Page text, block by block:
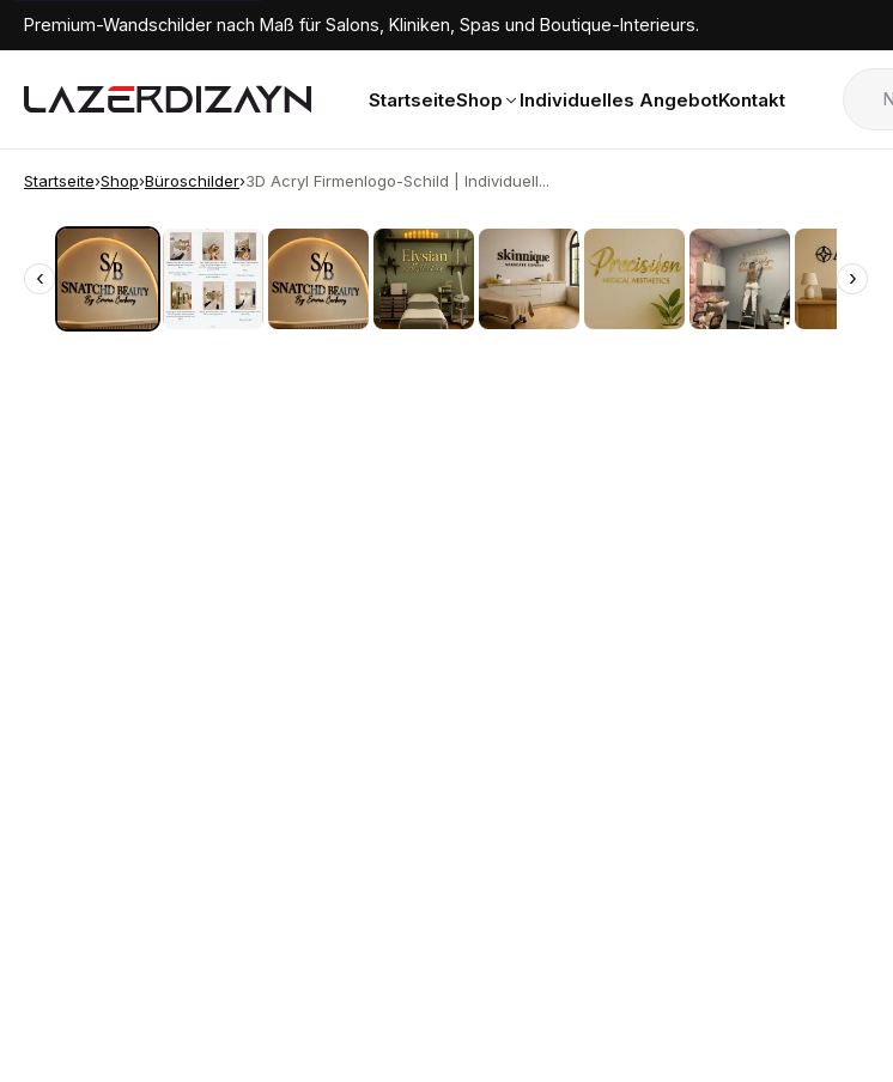
Premium-Wandschilder nach Maß für Salons, Kliniken, Spas und Boutique-Interieurs.
StartseiteShop Individuelles AngebotKontakt
Startseite›Shop›Büroschilder›3D Acryl Firmenlogo-Schild | Individuell...
‹ ›
‹ ›